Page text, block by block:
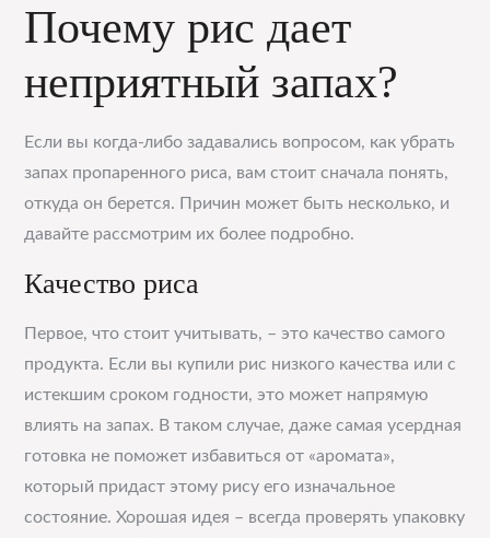
Почему рис дает
неприятный запах?
Если вы когда-либо задавались вопросом, как убрать
запах пропаренного риса, вам стоит сначала понять,
откуда он берется. Причин может быть несколько, и
давайте рассмотрим их более подробно.
Качество риса
Первое, что стоит учитывать, – это качество самого
продукта. Если вы купили рис низкого качества или с
истекшим сроком годности, это может напрямую
влиять на запах. В таком случае, даже самая усердная
готовка не поможет избавиться от «аромата»,
который придаст этому рису его изначальное
состояние. Хорошая идея – всегда проверять упаковку